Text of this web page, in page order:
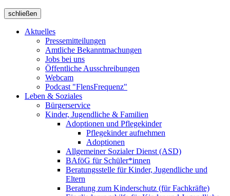
schließen
Aktuelles
Pressemitteilungen
Amtliche Bekanntmachungen
Jobs bei uns
Öffentliche Ausschreibungen
Webcam
Podcast "FlensFrequenz"
Leben & Soziales
Bürgerservice
Kinder, Jugendliche & Familien
Adoptionen und Pflegekinder
Pflegekinder aufnehmen
Adoptionen
Allgemeiner Sozialer Dienst (ASD)
BAföG für Schüler*innen
Beratungsstelle für Kinder, Jugendliche und
Eltern
Beratung zum Kinderschutz (für Fachkräfte)